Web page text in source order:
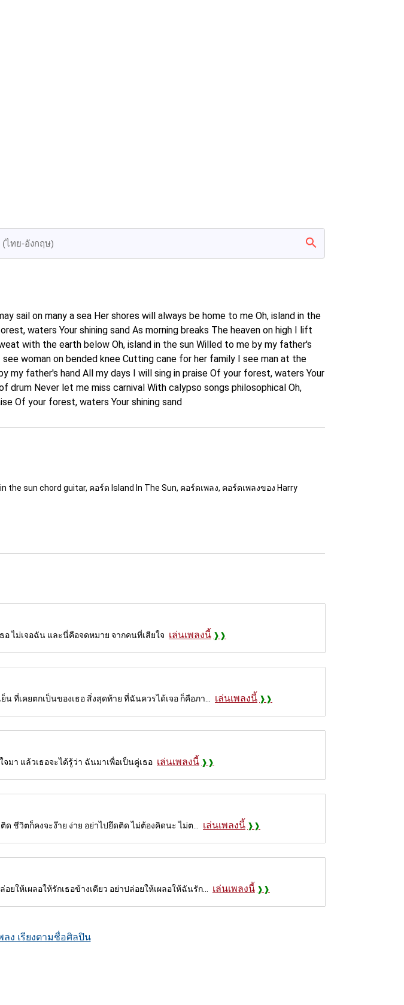
sail on many a sea Her shores will always be home to me Oh, island in the
waters Your shining sand As morning breaks The heaven on high I lift
with the earth below Oh, island in the sun Willed to me by my father's
woman on bended knee Cutting cane for her family I see man at the
my father's hand All my days I will sing in praise Of your forest, waters Your
Never let me miss carnival With calypso songs philosophical Oh,
Of your forest, waters Your shining sand
sun chord guitar, คอร์ด Island In The Sun, คอร์ดเพลง, คอร์ดเพลงของ Harry
ไม่เจอฉัน และนี่คือจดหมาย จากคนที่เสียใจ เล่นเพลงนี้
เคยตกเป็นของเธอ สิ่งสุดท้าย ที่ฉันควรได้เจอ ก็คือภา... เล่นเพลงนี้
มา แล้วเธอจะได้รู้ว่า ฉันมาเพื่อเป็นคู่เธอ เล่นเพลงนี้
ชีวิตก็คงจะง๊าย ง่าย อย่าไปยึดติด ไม่ต้องคิดนะ ไม่ต... เล่นเพลงนี้
ให้เผลอให้รักเธอข้างเดียว อย่าปล่อยให้เผลอให้ฉันรัก... เล่นเพลงนี้
ลง เรียงตามชื่อศิลปิน